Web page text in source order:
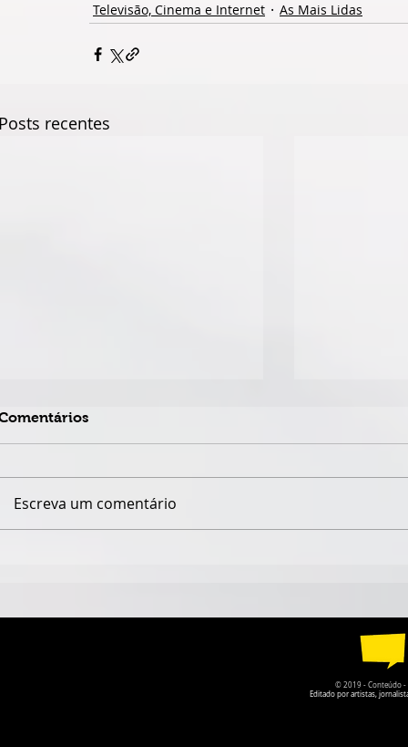
Televisão, Cinema e Internet As Mais Lidas
recentes
DA PRÓPRIA HISTÓRIA
Escreva um comentário
© 2019 - Conteúdo -
Editado por artistas,